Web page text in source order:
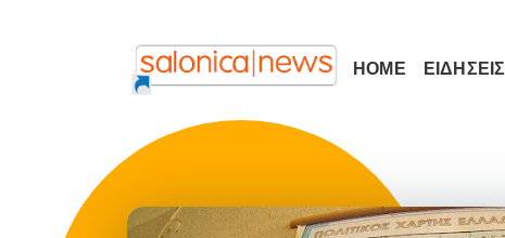
HOME ΕΙΔΗΣΕΙΣ